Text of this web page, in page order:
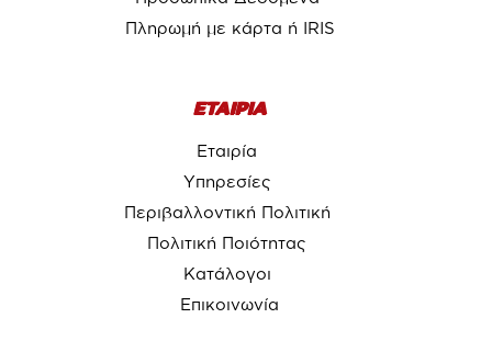
Πληρωμή με κάρτα ή IRIS
ΕΤΑΙΡΙΑ
Εταιρία
Υπηρεσίες
Περιβαλλοντική Πολιτική
Πολιτική Ποιότητας
Κατάλογοι
Επικοινωνία